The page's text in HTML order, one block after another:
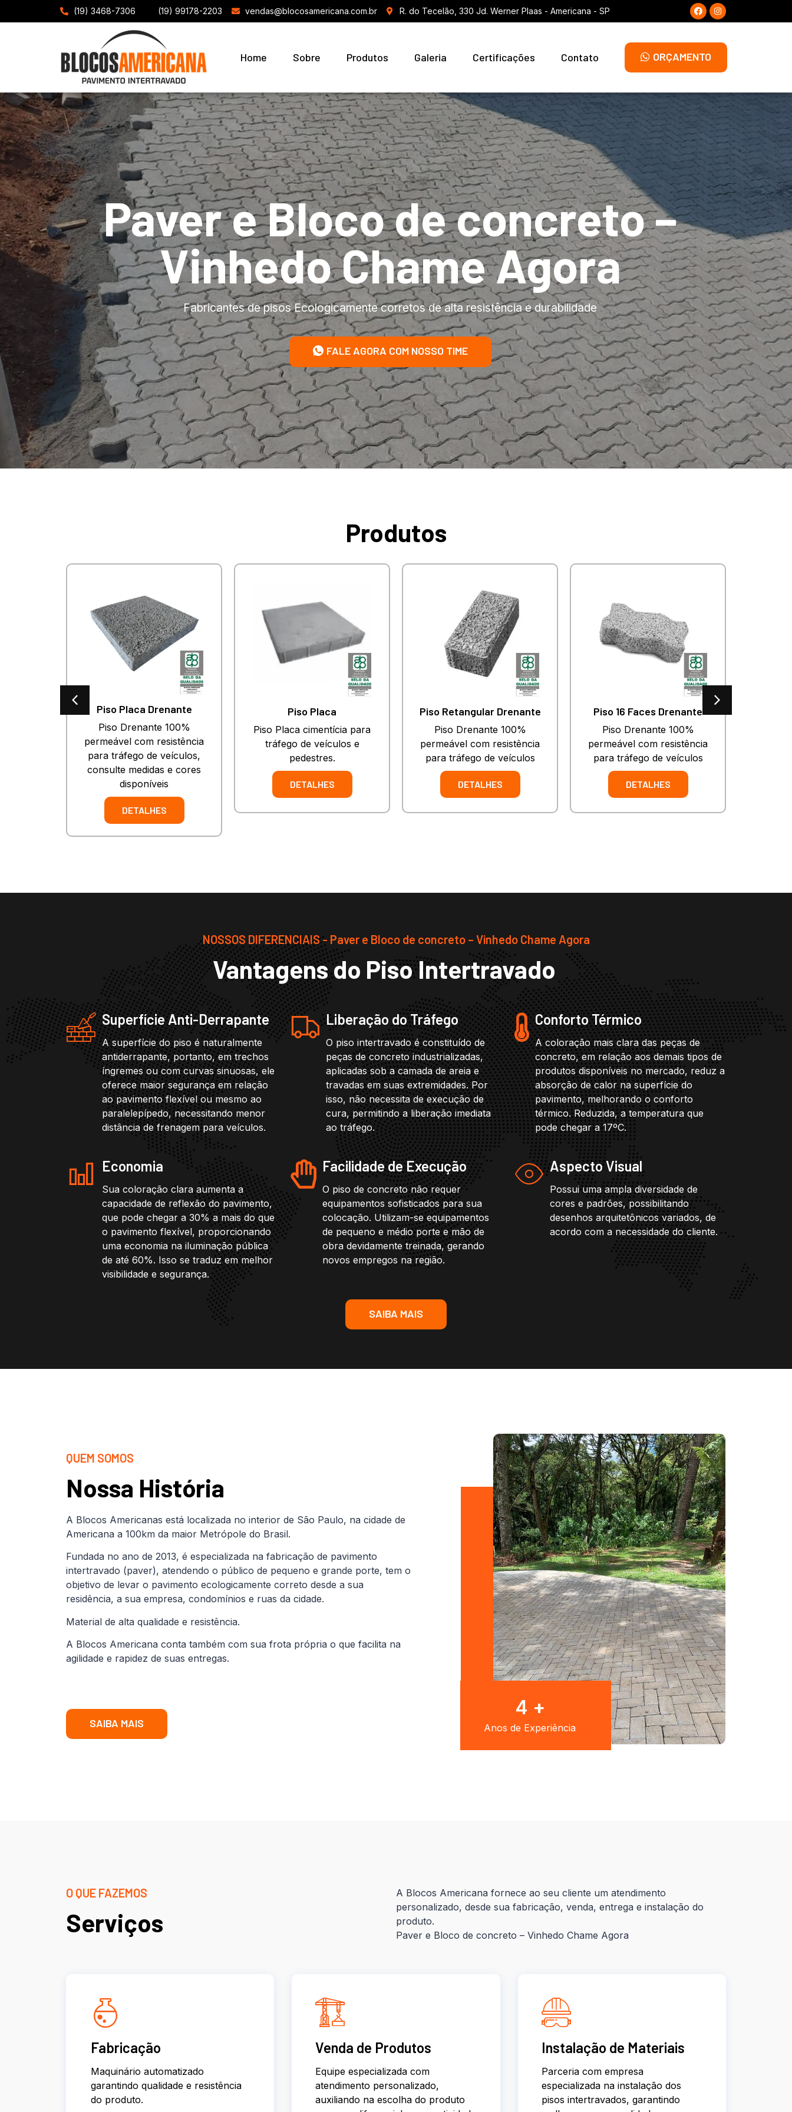
(19) 3468-7306 (19) 99178-2203 vendas@blocosamericana.com.br R. do Tecelão, 330 Jd. Werner Plaas - Americana - SP
Home Sobre Produtos Galeria Certificações Contato ORÇAMENTO
Paver e Bloco de concreto –
Vinhedo Chame Agora
Fabricantes de pisos Ecologicamente corretos de alta resistência e durabilidade
FALE AGORA COM NOSSO TIME
Produtos
Piso Placa Drenante
Piso Drenante 100%
permeável com resistência
para tráfego de veículos,
consulte medidas e cores
disponíveis
DETALHES
Piso Placa
Piso Placa cimentícia para
tráfego de veículos e
pedestres.
DETALHES
Piso Retangular Drenante
Piso Drenante 100%
permeável com resistência
para tráfego de veículos
DETALHES
Piso 16 Faces Drenante
Piso Drenante 100%
permeável com resistência
para tráfego de veículos
DETALHES
NOSSOS DIFERENCIAIS - Paver e Bloco de concreto – Vinhedo Chame Agora
Vantagens do Piso Intertravado
Superfície Anti-Derrapante
A superfície do piso é naturalmente
antiderrapante, portanto, em trechos
íngremes ou com curvas sinuosas, ele
oferece maior segurança em relação
ao pavimento flexível ou mesmo ao
paralelepípedo, necessitando menor
distância de frenagem para veículos.
Liberação do Tráfego
O piso intertravado é constituído de
peças de concreto industrializadas,
aplicadas sob a camada de areia e
travadas em suas extremidades. Por
isso, não necessita de execução de
cura, permitindo a liberação imediata
ao tráfego.
Conforto Térmico
A coloração mais clara das peças de
concreto, em relação aos demais tipos de
produtos disponíveis no mercado, reduz a
absorção de calor na superfície do
pavimento, melhorando o conforto
térmico. Reduzida, a temperatura que
pode chegar a 17ºC.
Economia
Sua coloração clara aumenta a
capacidade de reflexão do pavimento,
que pode chegar a 30% a mais do que
o pavimento flexível, proporcionando
uma economia na iluminação pública
de até 60%. Isso se traduz em melhor
visibilidade e segurança.
Facilidade de Execução
O piso de concreto não requer
equipamentos sofisticados para sua
colocação. Utilizam-se equipamentos
de pequeno e médio porte e mão de
obra devidamente treinada, gerando
novos empregos na região.
Aspecto Visual
Possui uma ampla diversidade de
cores e padrões, possibilitando
desenhos arquitetônicos variados, de
acordo com a necessidade do cliente.
SAIBA MAIS
QUEM SOMOS
Nossa História
A Blocos Americanas está localizada no interior de São Paulo, na cidade de
Americana a 100km da maior Metrópole do Brasil.
Fundada no ano de 2013, é especializada na fabricação de pavimento
intertravado (paver), atendendo o público de pequeno e grande porte, tem o
objetivo de levar o pavimento ecologicamente correto desde a sua
residência, a sua empresa, condomínios e ruas da cidade.
Material de alta qualidade e resistência.
A Blocos Americana conta também com sua frota própria o que facilita na
agilidade e rapidez de suas entregas.
SAIBA MAIS
8 +
Anos de Experiência
O QUE FAZEMOS
Serviços
A Blocos Americana fornece ao seu cliente um atendimento
personalizado, desde sua fabricação, venda, entrega e instalação do
produto.
Paver e Bloco de concreto – Vinhedo Chame Agora
Fabricação
Maquinário automatizado
garantindo qualidade e resistência
do produto.
Venda de Produtos
Equipe especializada com
atendimento personalizado,
auxiliando na escolha do produto
Instalação de Materiais
Parceria com empresa
especializada na instalação dos
pisos intertravados, garantindo